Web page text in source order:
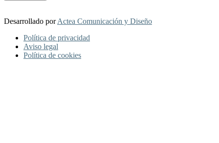
Desarrollado porActea Comunicación y Diseño
Política de privacidad
Aviso legal
Política de cookies